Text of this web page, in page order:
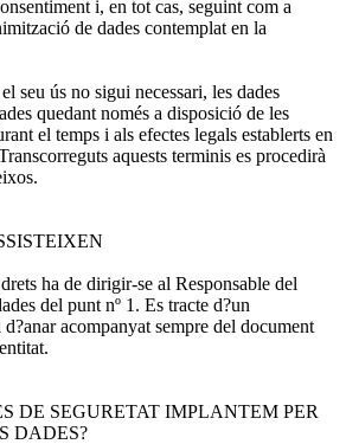
i, en tot cas, seguint com a
de dades contemplat en la
seu ús no sigui necessari, les dades
quedant només a disposició de les
el temps i als efectes legals establerts en
aquests terminis es procedirà
ha de dirigir-se al Responsable del
del punt nº 1. Es tracte d?un
acompanyat sempre del document
DE SEGURETAT IMPLANTEM PER
DADES?